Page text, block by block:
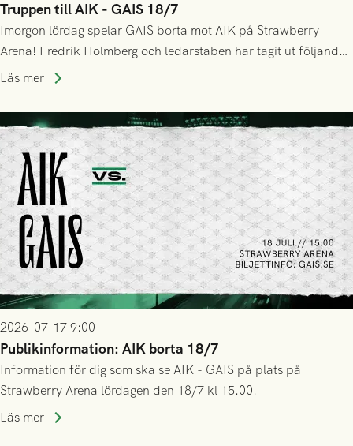
Truppen till AIK - GAIS 18/7
Imorgon lördag spelar GAIS borta mot AIK på Strawberry
Arena! Fredrik Holmberg och ledarstaben har tagit ut följande
trupp till matchen:
Läs mer
2026-07-17 9:00
Publikinformation: AIK borta 18/7
Information för dig som ska se AIK - GAIS på plats på
Strawberry Arena lördagen den 18/7 kl 15.00.
Läs mer